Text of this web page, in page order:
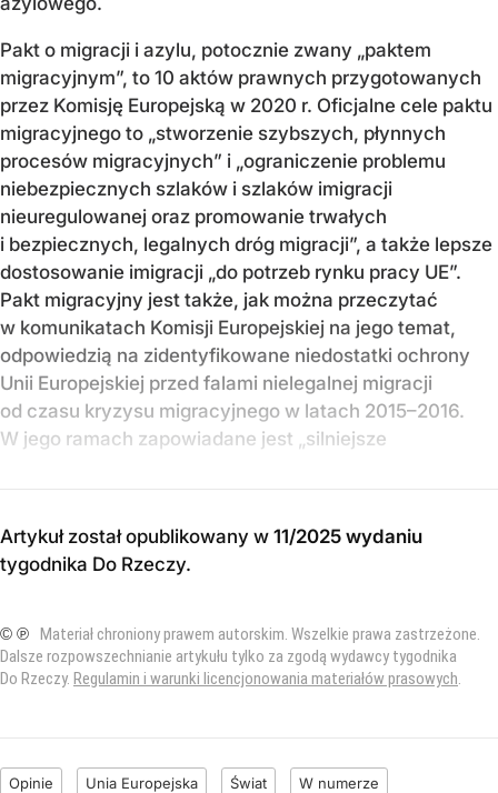
Pakt o migracji i azylu, potocznie zwany „paktem
migracyjnym”, to 10 aktów prawnych przygotowanych
przez Komisję Europejską w 2020 r. Oficjalne cele paktu
migracyjnego to „stworzenie szybszych, płynnych
procesów migracyjnych” i „ograniczenie problemu
niebezpiecznych szlaków i szlaków imigracji
nieuregulowanej oraz promowanie trwałych
i bezpiecznych, legalnych dróg migracji”, a także lepsze
dostosowanie imigracji „do potrzeb rynku pracy UE”.
Pakt migracyjny jest także, jak można przeczytać
w komunikatach Komisji Europejskiej na jego temat,
odpowiedzią na zidentyfikowane niedostatki ochrony
Unii Europejskiej przed falami nielegalnej migracji
od czasu kryzysu migracyjnego w latach 2015–2016.
W jego ramach zapowiadane jest „silniejsze
Artykuł został opublikowany w 11/2025 wydaniu
tygodnika Do Rzeczy.
© ℗ Materiał chroniony prawem autorskim. Wszelkie prawa zastrzeżone.
Dalsze rozpowszechnianie artykułu tylko za zgodą wydawcy tygodnika
Do Rzeczy. Regulamin i warunki licencjonowania materiałów prasowych.
Opinie Unia Europejska Świat W numerze